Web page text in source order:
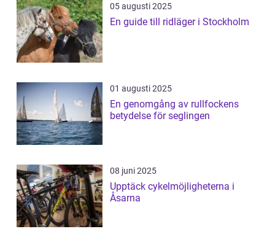
05 augusti 2025
En guide till ridläger i Stockholm
01 augusti 2025
En genomgång av rullfockens
betydelse för seglingen
08 juni 2025
Upptäck cykelmöjligheterna i
Åsarna